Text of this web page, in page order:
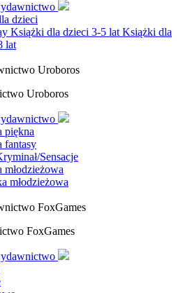
dzieci
Książki dla dzieci 3-5 lat Książki dla
lat
Uroboros
piękna
fantasy
Sensacje
młodzieżowa
młodzieżowa
FoxGames